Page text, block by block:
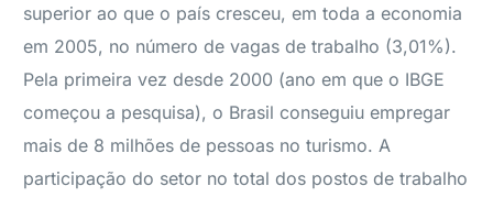
superior ao que o país cresceu, em toda a economia
em 2005, no número de vagas de trabalho (3,01%).
Pela primeira vez desde 2000 (ano em que o IBGE
começou a pesquisa), o Brasil conseguiu empregar
mais de 8 milhões de pessoas no turismo. A
participação do setor no total dos postos de trabalho